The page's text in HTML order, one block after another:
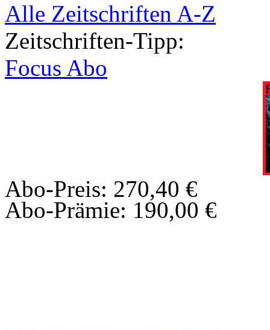
Alle Zeitschriften A-Z
Zeitschriften-Tipp:
Focus Abo
Abo-Preis: 270,40 €
Abo-Prämie: 190,00 €